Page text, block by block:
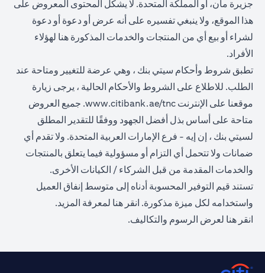
جزيرة مان، أو المملكة المتحدة. لا يشكل المحتوى المعروض على
هذا الموقع، ولا ينبغي تفسيره على أنه عرض أو دعوة أو دعوة
لشراء أو بيع أي من المنتجات والخدمات المذكورة هنا لهؤلاء
الأفراد.
تطبق شروط وأحكام سيتي بنك ، وهي عرضة للتغيير ومتاحة عند
الطلب. للاطلاع على الشروط والأحكام الحالية ، يرجى زيارة
موقعنا على الإنترنت www.citibank.ae/tnc
opens in a new tab
. جميع العروض
متاحة على أساس بذل أفضل الجهود ووفقًا للتقدير المطلق
لسيتي بنك ، إن إيه - فرع الإمارات العربية المتحدة. ولا تقدم أي
ضمانات ولا تتحمل أي التزام أو مسؤولية فيما يتعلق بالمنتجات
والخدمات المقدمة من قبل الشركاء / الكيانات الأخرى.
تستند قيم التوفير المحسوبة أدناه إلى متوسط إنفاق العميل
واستخدامه لكل ميزة مذكورة. انقر هنا opens in a new tab
لمعرفة المزيد.
انقر هنا opens in a new tab
لعرض الرسوم والتكاليف.